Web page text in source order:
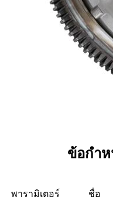
ข้อกำ
พารามิเตอร์ ชื่อ